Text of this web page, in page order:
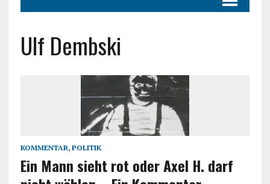
Ulf Dembski
KOMMENTAR, POLITIK
Ein Mann sieht rot oder Axel H. darf